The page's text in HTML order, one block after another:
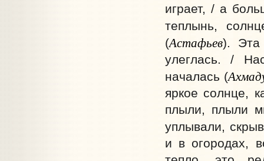
играет, / а
теплынь,
(Астафьев). Эта
улеглась. /
началась (
яркое солнце,
плыли, плыли
уплывали,
и в огородах,